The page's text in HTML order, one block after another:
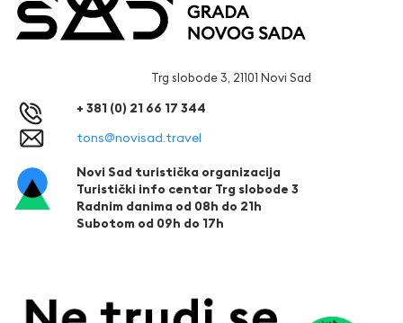
Trg slobode 3, 21101 Novi Sad
+ 381 (0) 21 66 17 344
tons@novisad.travel
Novi Sad turistička organizacija
Turistički info centar Trg slobode 3
Radnim danima od 08h do 21h
Subotom od 09h do 17h